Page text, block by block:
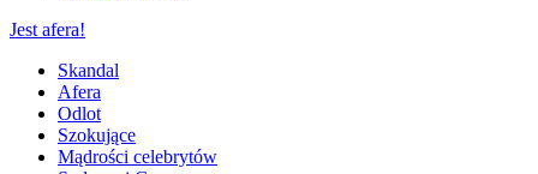
Jest afera!
Skandal
Afera
Odlot
Szokujące
Mądrości celebrytów